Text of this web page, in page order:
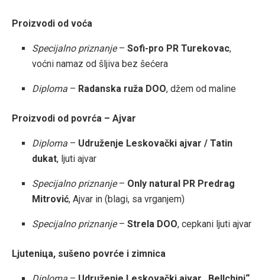
Proizvodi od voća
Specijalno priznanje–Sofi-pro PR Turekovac,
voćni namaz od šljiva bez šećera
Diploma – Radanska ruža DOO, džem od maline
Proizvodi od povrća – Ajvar
Diploma – Udruženje Leskovački ajvar / Tatin
dukat, ljuti ajvar
Specijalno priznanje– Only natural PR Predrag
Mitrović, Ajvar in (blagi, sa vrganjem)
Specijalno priznanje–Strela DOO, cepkani ljuti ajvar
Ljuteniца, sušeno povrće i zimnica